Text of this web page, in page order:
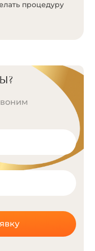
процедуру